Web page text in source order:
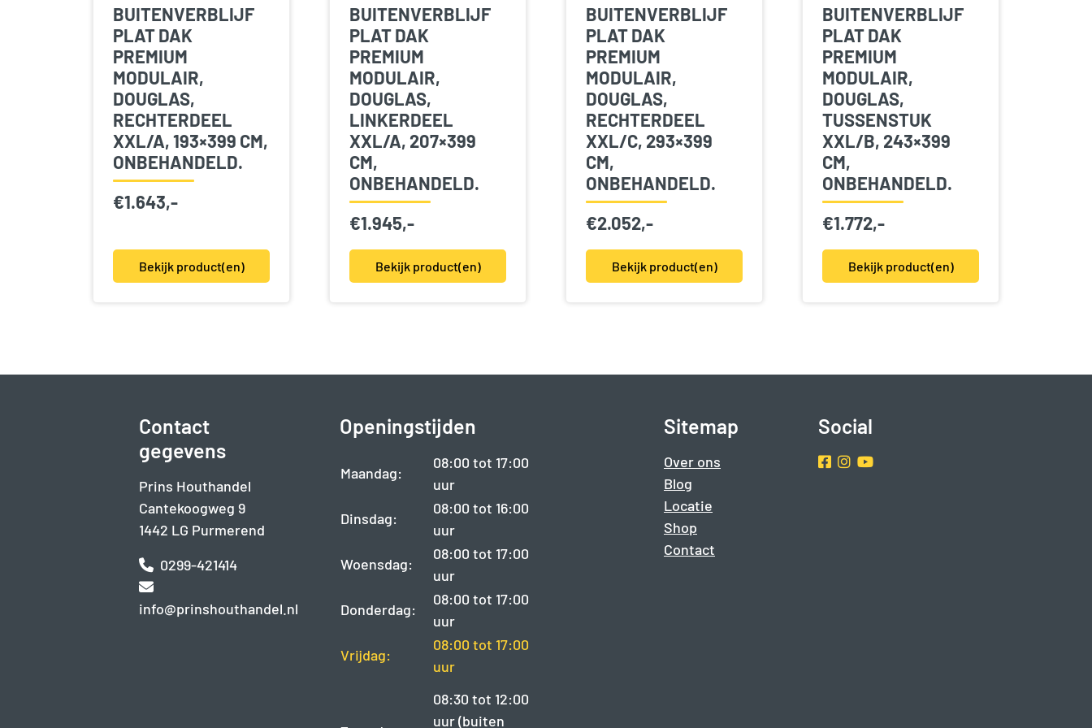
BUITENVERBLIJF
PLAT DAK
PREMIUM
MODULAIR,
DOUGLAS,
RECHTERDEEL
XXL/A, 193×399 CM,
ONBEHANDELD.
€1.643,-
Bekijk product(en)
BUITENVERBLIJF
PLAT DAK
PREMIUM
MODULAIR,
DOUGLAS,
LINKERDEEL
XXL/A, 207×399
CM,
ONBEHANDELD.
€1.945,-
Bekijk product(en)
BUITENVERBLIJF
PLAT DAK
PREMIUM
MODULAIR,
DOUGLAS,
RECHTERDEEL
XXL/C, 293×399
CM,
ONBEHANDELD.
€2.052,-
Bekijk product(en)
BUITENVERBLIJF
PLAT DAK
PREMIUM
MODULAIR,
DOUGLAS,
TUSSENSTUK
XXL/B, 243×399
CM,
ONBEHANDELD.
€1.772,-
Bekijk product(en)
Contact
gegevens
Prins Houthandel
Cantekoogweg 9
1442 LG Purmerend
0299-421414
info@prinshouthandel.nl
Openingstijden
Maandag:
08:00 tot 17:00
uur
Dinsdag:
08:00 tot 16:00
uur
Woensdag:
08:00 tot 17:00
uur
Donderdag:
08:00 tot 17:00
uur
Vrijdag:
08:00 tot 17:00
uur
08:30 tot 12:00
uur (buiten
Sitemap
Over ons
Blog
Locatie
Shop
Contact
Social
Facebook
Instragram
Youtube